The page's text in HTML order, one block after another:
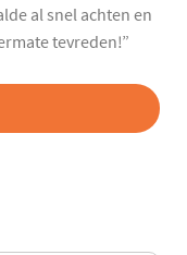
al snel achten en
tevreden!”